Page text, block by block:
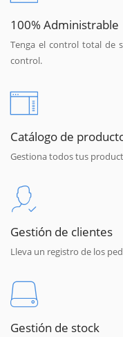
100% Administrable
Tenga el control total de
control.
Catálogo de
Gestiona todos tus
Gestión de clientes
Lleva un registro de los
Gestión de stock